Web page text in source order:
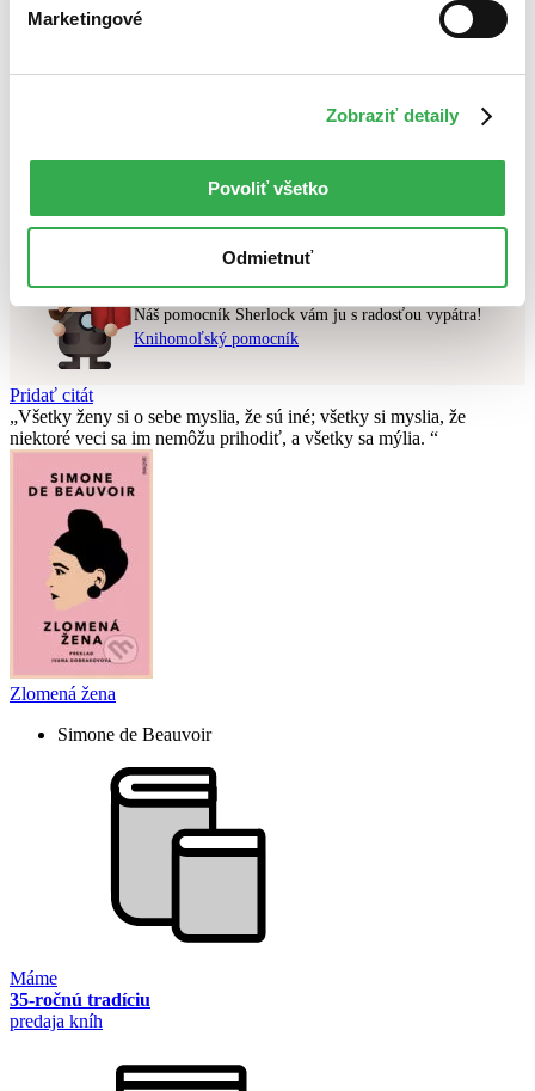
Marketingové
Zobraziť detaily
Povoliť všetko
Odmietnuť
Najdrahšie
v predpredajiNa tému mafia
vyhovujúci zadaným podmienkam.
Chcete poradiť knihu?
Náš pomocník Sherlock vám ju s radosťou vypátra!
Knihomoľský pomocník
Pridať citát
Všetky ženy si o sebe myslia, že sú iné; všetky si myslia, že
niektoré veci sa im nemôžu prihodiť, a všetky sa mýlia.
Zlomená žena
Simone de Beauvoir
Máme
35-ročnú tradíciu
predaja kníh